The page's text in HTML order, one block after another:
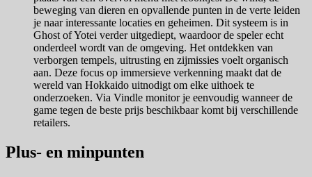
beweging van dieren en opvallende punten in de verte leiden
je naar interessante locaties en geheimen. Dit systeem is in
Ghost of Yotei verder uitgediept, waardoor de speler echt
onderdeel wordt van de omgeving. Het ontdekken van
verborgen tempels, uitrusting en zijmissies voelt organisch
aan. Deze focus op immersieve verkenning maakt dat de
wereld van Hokkaido uitnodigt om elke uithoek te
onderzoeken. Via Vindle monitor je eenvoudig wanneer de
game tegen de beste prijs beschikbaar komt bij verschillende
retailers.
Plus- en minpunten